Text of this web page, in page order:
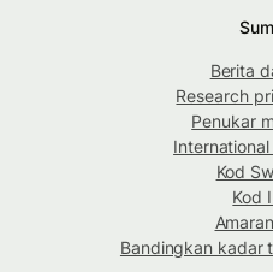
Berita
Research
Penukar
Kod
Kod
Bandingkan kadar